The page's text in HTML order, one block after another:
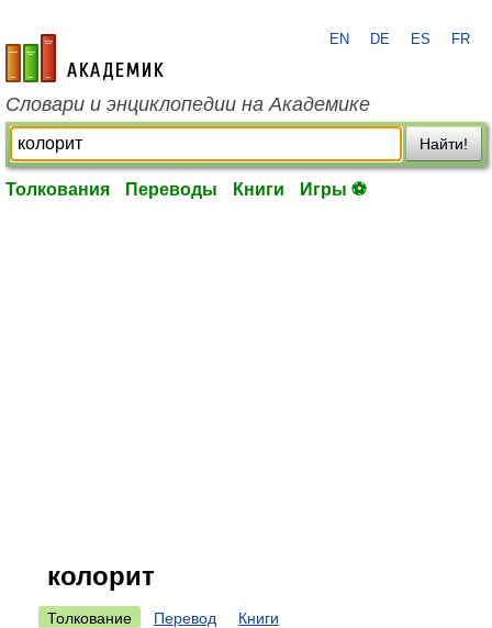
academic.ru
EN DE ES FR
Словари и энциклопедии на Академике
Найти!
Толкования Переводы Книги Игры ⚽
колорит
Толкование Перевод Книги